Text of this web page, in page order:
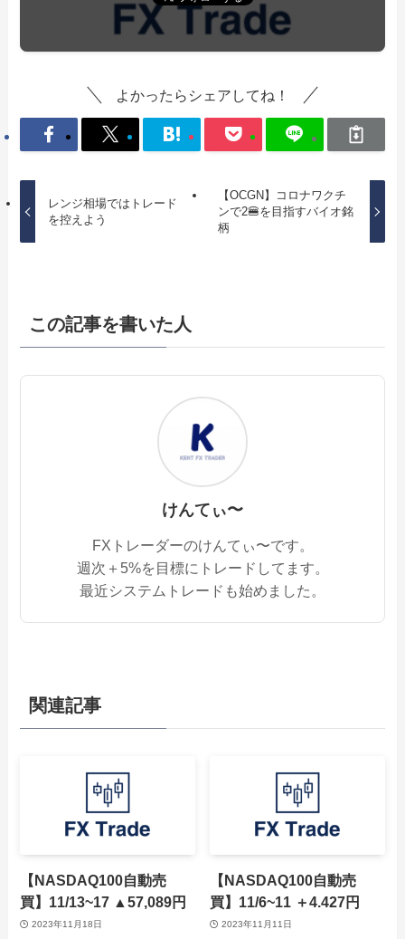
よかったらシェアしてね！
レンジ相場ではトレード
を控えよう
【OCGN】コロナワクチ
ンで2🍔を目指すバイオ銘
柄
この記事を書いた人
けんてぃ〜
FXトレーダーのけんてぃ〜です。
週次＋5%を目標にトレードしてます。
最近システムトレードも始めました。
関連記事
【NASDAQ100自動売
買】11/13~17 ▲57,089円
2023年11月18日
【NASDAQ100自動売
買】11/6~11 ＋4.427円
2023年11月11日